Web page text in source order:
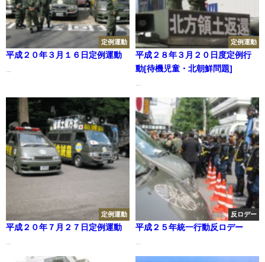
定例運動
平成２０年３月１６日定例運動
定例運動
平成２８年３月２０日度定例行
動[待機児童・北朝鮮問題]
定例運動
平成２０年７月２７日定例運動
反ロデー
平成２５年統一行動反ロデー